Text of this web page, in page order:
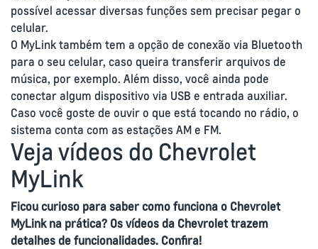
possível acessar diversas funções sem precisar pegar o
celular.
O MyLink também tem a opção de conexão via Bluetooth
para o seu celular, caso queira transferir arquivos de
música, por exemplo. Além disso, você ainda pode
conectar algum dispositivo via USB e entrada auxiliar.
Caso você goste de ouvir o que está tocando no rádio, o
sistema conta com as estações AM e FM.
Veja vídeos do Chevrolet
MyLink
Ficou curioso para saber como funciona o Chevrolet
MyLink na prática? Os vídeos da Chevrolet trazem
detalhes de funcionalidades. Confira!